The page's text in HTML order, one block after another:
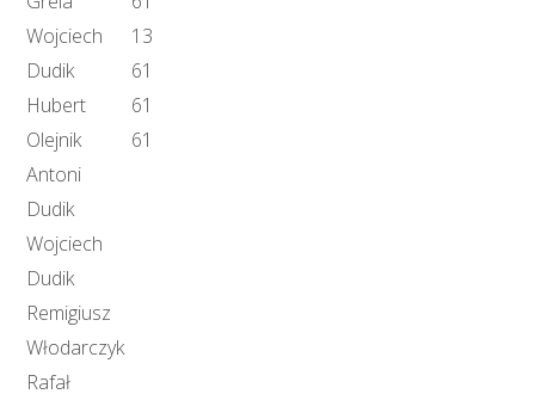
Wojciech
Dudik
Hubert
Olejnik
Antoni
Dudik
Wojciech
Dudik
Remigiusz
Włodarczyk
Rafał
13
61
61
61